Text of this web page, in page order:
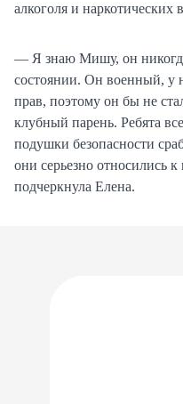
алкоголя и
— Я знаю Мишу, он
состоянии. Он военный, у
прав, поэтому он бы не
клубный парень. Ребята
подушки безопасности
они серьезно относились
подчеркнула Елена.